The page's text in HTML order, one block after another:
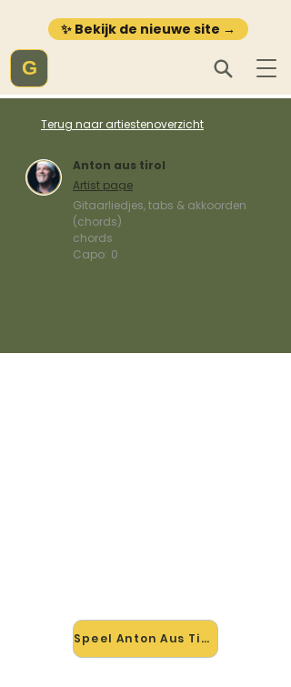
✨ Bekijk de nieuwe site →
G
Terug naar artiestenoverzicht
Anton aus tirol
Artist page
Gitaarliedjes, tabs & akkoorden
(chords)
chords
Capo: 0
Speel Anton Aus Tirol mee →